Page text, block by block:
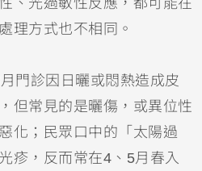
理方式也不相同。
門診因日曬或悶熱造成皮
但常見的是曬傷，或異位性
化；民眾口中的「太陽過
，反而常在4、5月春入